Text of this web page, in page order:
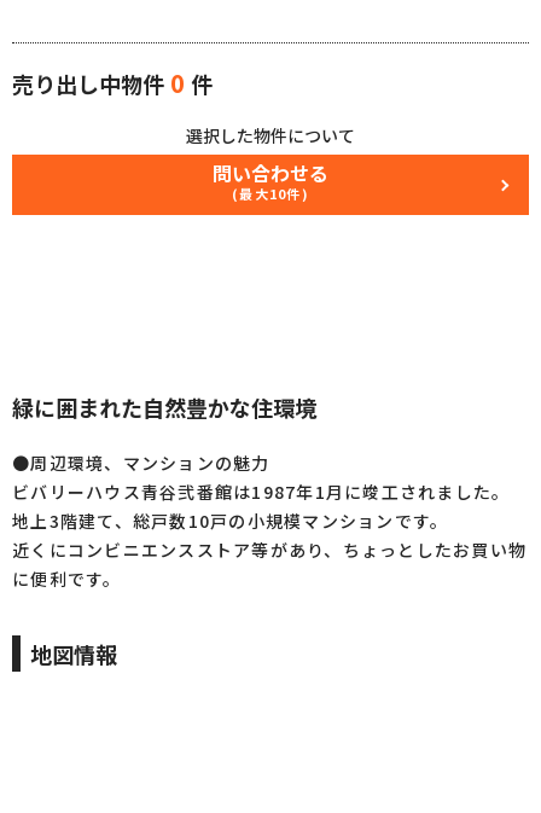
売り出し中物件 0 件
選択した物件について
問い合わせる
(最大10件)
緑に囲まれた自然豊かな住環境
●周辺環境、マンションの魅力
ビバリーハウス青谷弐番館は1987年1月に竣工されました。
地上3階建て、総戸数10戸の小規模マンションです。
近くにコンビニエンスストア等があり、ちょっとしたお買い物
に便利です。
地図情報